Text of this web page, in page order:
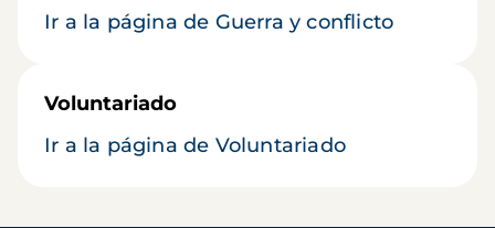
Ir a la página de Guerra y conflicto
Voluntariado
Ir a la página de Voluntariado